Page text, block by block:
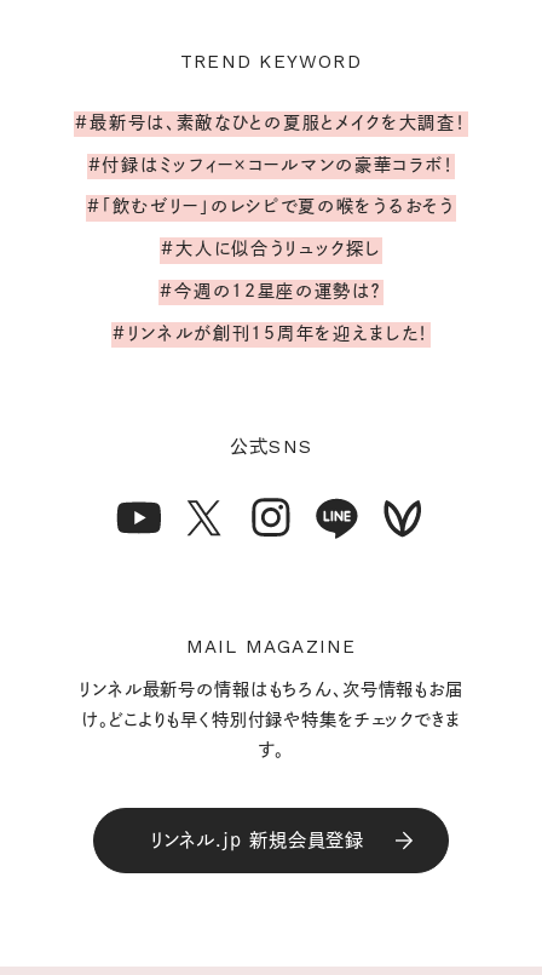
TREND KEYWORD
#最新号は、素敵なひとの夏服とメイクを大調査！
#付録はミッフィー×コールマンの豪華コラボ！
#「飲むゼリー」のレシピで夏の喉をうるおそう
#大人に似合うリュック探し
#今週の12星座の運勢は？
#リンネルが創刊15周年を迎えました！
公式SNS
MAIL MAGAZINE
リンネル最新号の情報はもちろん、次号情報もお届
け。どこよりも早く特別付録や特集をチェックできま
す。
リンネル.jp 新規会員登録